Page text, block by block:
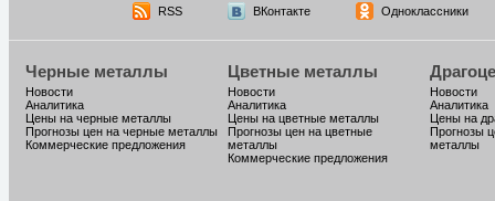
RSS ВКонтакте Одноклассники
Черные металлы
Новости
Аналитика
Цены на черные металлы
Прогнозы цен на черные металлы
Коммерческие предложения
Цветные металлы
Новости
Аналитика
Цены на цветные металлы
Прогнозы цен на цветные
металлы
Коммерческие предложения
Новости
Аналитика
Цены на
Прогнозы
металлы